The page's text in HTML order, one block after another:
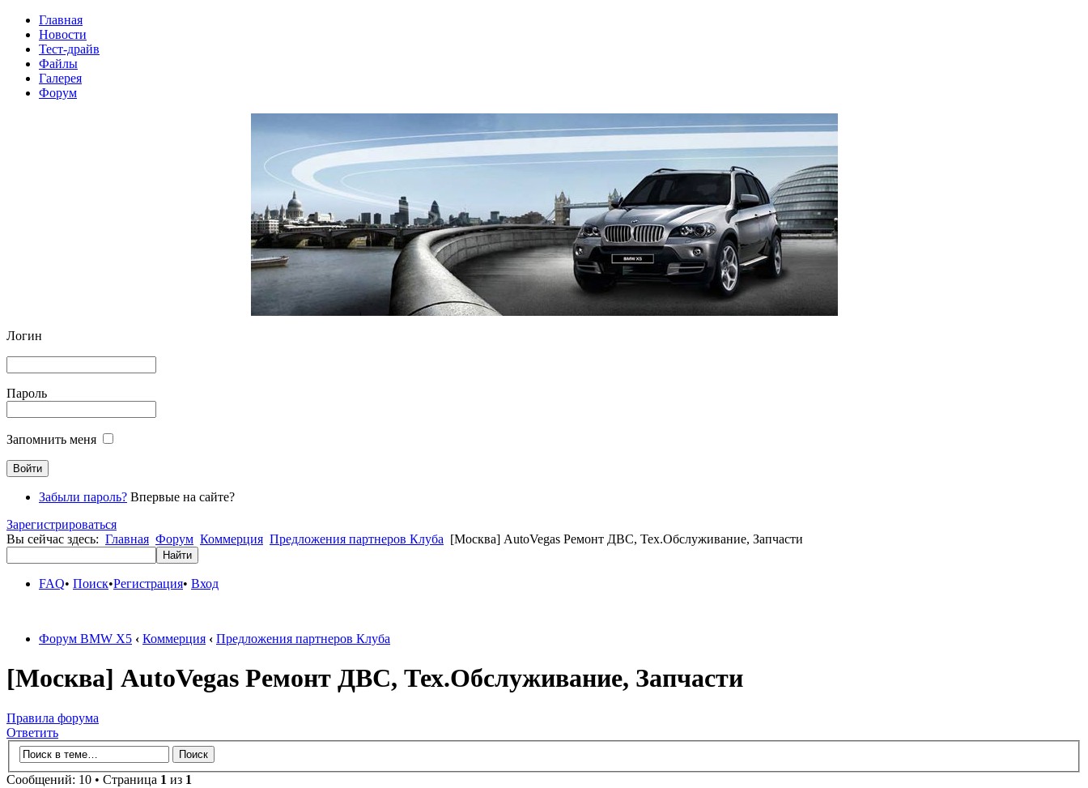
Главная
Новости
Тест-драйв
Файлы
Галерея
Форум
Логин
Пароль
Запомнить меня
Забыли пароль? Впервые на сайте?
Зарегистрироваться
Вы сейчас здесь: Главная Форум Коммерция Предложения партнеров Клуба [Москва] AutoVegas Ремонт ДВС, Тех.Обслуживание, Запчасти
FAQ• Поиск•Регистрация• Вход
Форум BMW X5 ‹ Коммерция ‹ Предложения партнеров Клуба
[Москва] AutoVegas Ремонт ДВС, Тех.Обслуживание, Запчасти
Правила форума
Ответить
Сообщений: 10 • Страница 1 из 1